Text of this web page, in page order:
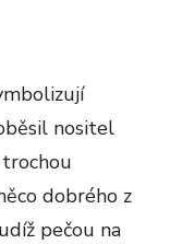
nositel
trochou
dobrého z
pečou na